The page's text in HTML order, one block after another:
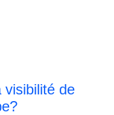
visibilité de